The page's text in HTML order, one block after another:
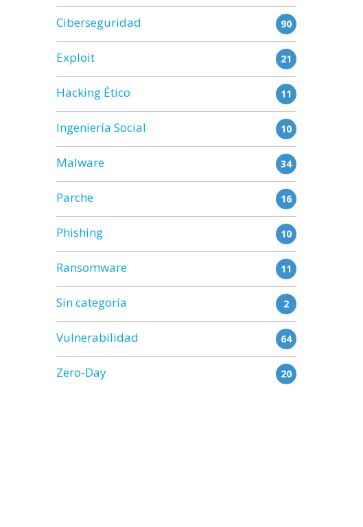
Ciberseguridad 90
Exploit 21
Hacking Ético 11
Ingeniería Social 10
Malware 34
Parche 16
Phishing 10
Ransomware 11
Sin categoría 2
Vulnerabilidad 64
Zero-Day 20